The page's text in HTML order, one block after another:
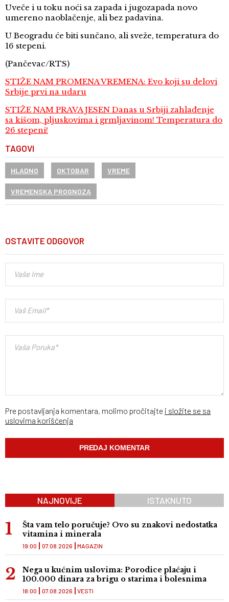
Uveče i u toku noći sa zapada i jugozapada novo
umereno naoblačenje, ali bez padavina.
U Beogradu će biti sunčano, ali sveže, temperatura do
16 stepeni.
(Pančevac/RTS)
STIŽE NAM PROMENA VREMENA: Evo koji su delovi
Srbije prvi na udaru
STIŽE NAM PRAVA JESEN Danas u Srbiji zahlađenje
sa kišom, pljuskovima i grmljavinom! Temperatura do
26 stepeni!
TAGOVI
HLADNO OKTOBAR VREME
VREMENSKA PROGNOZA
OSTAVITE ODGOVOR
Pre postavljanja komentara, molimo pročitajte i složite se sa
uslovima korišćenja
NAJNOVIJE ISTAKNUTO
Šta vam telo poručuje? Ovo su znakovi nedostatka
vitamina i minerala
MAGAZIN
19:00 07.08.2026
Nega u kućnim uslovima: Porodice plaćaju i
100.000 dinara za brigu o starima i bolesnima
VESTI
18:00 07.08.2026